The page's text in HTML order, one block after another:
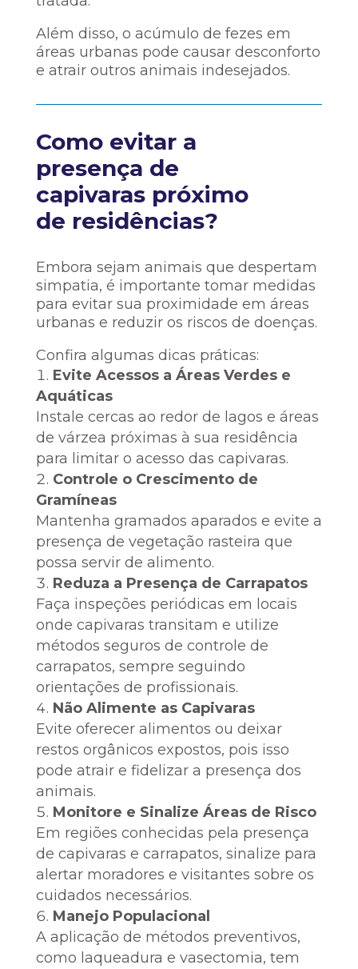
Além disso, o acúmulo de fezes em
áreas urbanas pode causar desconforto
e atrair outros animais indesejados.
Como evitar a
presença de
capivaras próximo
de residências?
Embora sejam animais que despertam
simpatia, é importante tomar medidas
para evitar sua proximidade em áreas
urbanas e reduzir os riscos de doenças.
Confira algumas dicas práticas:
Evite Acessos a Áreas Verdes e
Aquáticas
Instale cercas ao redor de lagos e áreas
de várzea próximas à sua residência
para limitar o acesso das capivaras.
Controle o Crescimento de
Gramíneas
Mantenha gramados aparados e evite a
presença de vegetação rasteira que
possa servir de alimento.
Reduza a Presença de Carrapatos
Faça inspeções periódicas em locais
onde capivaras transitam e utilize
métodos seguros de controle de
carrapatos, sempre seguindo
orientações de profissionais.
Não Alimente as Capivaras
Evite oferecer alimentos ou deixar
restos orgânicos expostos, pois isso
pode atrair e fidelizar a presença dos
animais.
Monitore e Sinalize Áreas de Risco
Em regiões conhecidas pela presença
de capivaras e carrapatos, sinalize para
alertar moradores e visitantes sobre os
cuidados necessários.
Manejo Populacional
A aplicação de métodos preventivos,
como laqueadura e vasectomia, tem